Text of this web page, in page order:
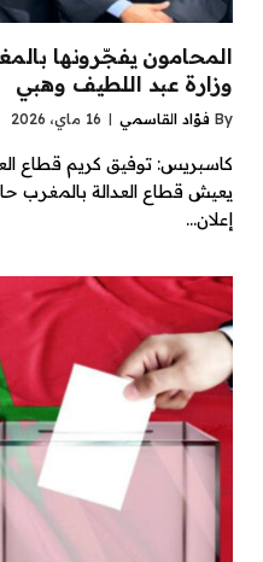
المحامون يفجّرونها
وزارة عبد اللطيف وهبي
By فؤاد القاسمي 16 ماي، 2026
كاسبريس: توفيق كريم قطاع
يعيش قطاع العدالة بالمغرب
إعلان…